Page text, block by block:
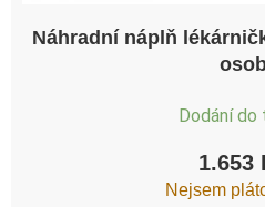
Náhradní náplň
Dodání do
1.653
Nejsem